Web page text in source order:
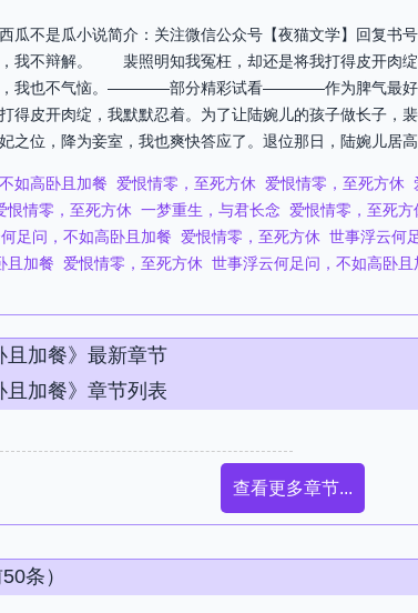
瓜不是瓜小说简介：关注微信公众号【夜猫文学】回
不辩解。 裴照明知我冤枉，却还是将我打得皮开肉
，我也不气恼。————部分精彩试看————作为脾气最好
得皮开肉绽，我默默忍着。为了让陆婉儿的孩子做长子，
之位，降为妾室，我也爽快答应了。退位那日，陆婉儿居
如高卧且加餐 爱恨情零，至死方休 爱恨情零，至死方休
恨情零，至死方休 一梦重生，与君长念 爱恨情零，至死方
足问，不如高卧且加餐 爱恨情零，至死方休 世事浮云何
且加餐 爱恨情零，至死方休 世事浮云何足问，不如高卧且
且加餐》最新章节
且加餐》章节列表
查看更多章节...
条）